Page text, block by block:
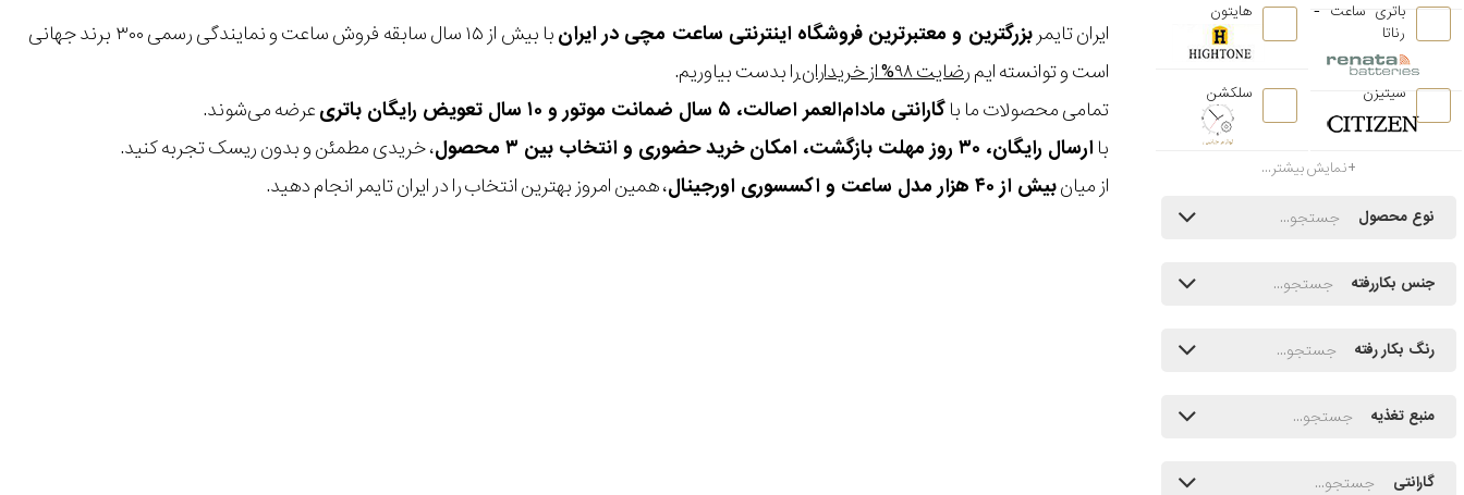
ایران تایمربزرگترین و معتبرترین فروشگاه اینترنتی ساعت مچی در ایران
با بیش از ۱۵ سال سابقه فروش ساعت و نمایندگی رسمی ۳۰۰ برند جهانی
است و توانسته ایمرضایت ۹۸% از خریداران
را بدست بیاوریم.
تمامی محصولات ما باگارانتی مادام‌العمر اصالت، ۵ سال ضمانت موتور و ۱۰ سال تعویض رایگان باتری
عرضه می‌شوند.
باارسال رایگان، ۳۰ روز مهلت بازگشت، امکان خرید حضوری و انتخاب بین ۳ محصول
، خریدی مطمئن و بدون ریسک تجربه کنید.
از میانبیش از ۴۰ هزار مدل ساعت و اکسسوری اورجینال ، همین امروز بهترین انتخاب را در ایران تایمر انجام دهید.
باتری ساعت -
رناتا
هایتون
سیتیزن سلکشن
نمایش بیشتر...
نوع محصول
جنس بکاررفته
رنگ بکار رفته
منبع تغذیه
گارانتی